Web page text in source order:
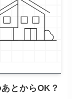
とからOK？